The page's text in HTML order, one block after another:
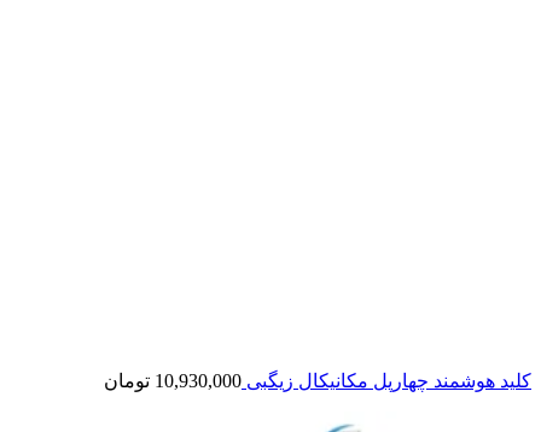
کلید هوشمند چهارپل مکانیکال زیگبی 10,930,000 تومان